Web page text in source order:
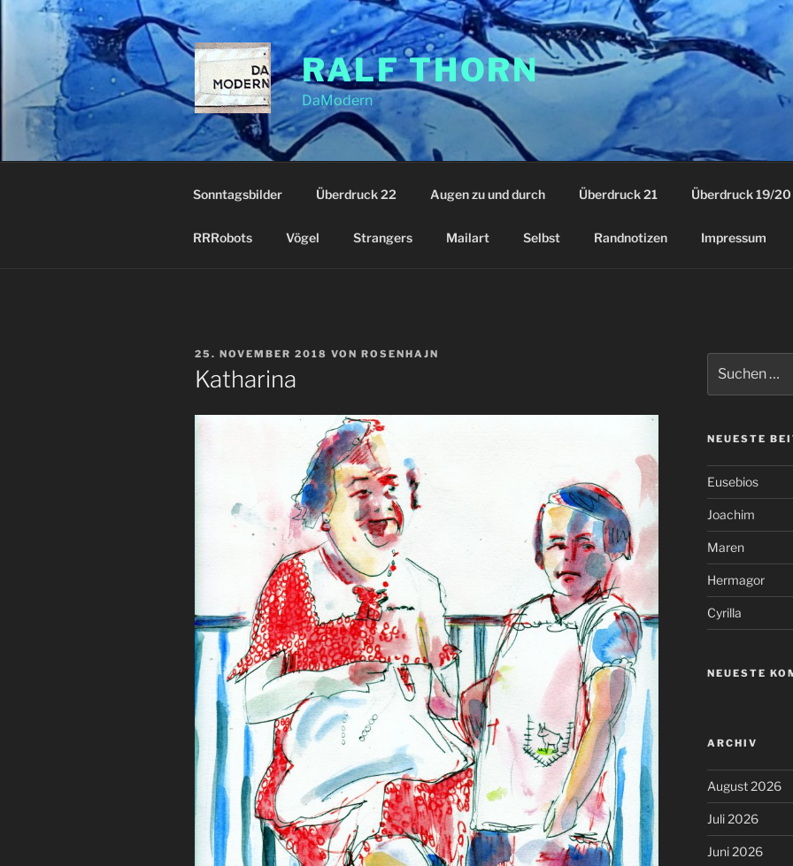
Zum
RALF THORN
DaModern
Sonntagsbilder Überdruck 22 Augen zu und durch Überdruck 21 Überdruck 19/20
RRRobots Vögel Strangers Mailart Selbst Randnotizen Impressum
VERÖFFENTLICHT
AM
25. NOVEMBER 2018 VON ROSENHAJN
Katharina
nach:
NEUESTE
Eusebios
Joachim
Maren
Hermagor
Cyrilla
NEUESTE
ARCHIV
August 2026
Juli 2026
Juni 2026